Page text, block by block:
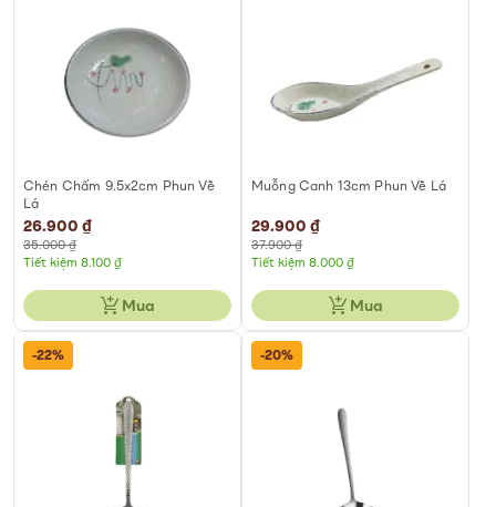
Chén Chấm 9.5x2cm Phun Vẽ
Lá
Special
Price
26.900 ₫
35.000 ₫
Tiết kiệm 8.100 ₫
Mua
Muỗng Canh 13cm Phun Vẽ Lá
Special
Price
29.900 ₫
37.900 ₫
Tiết kiệm 8.000 ₫
Mua
-22% -20%